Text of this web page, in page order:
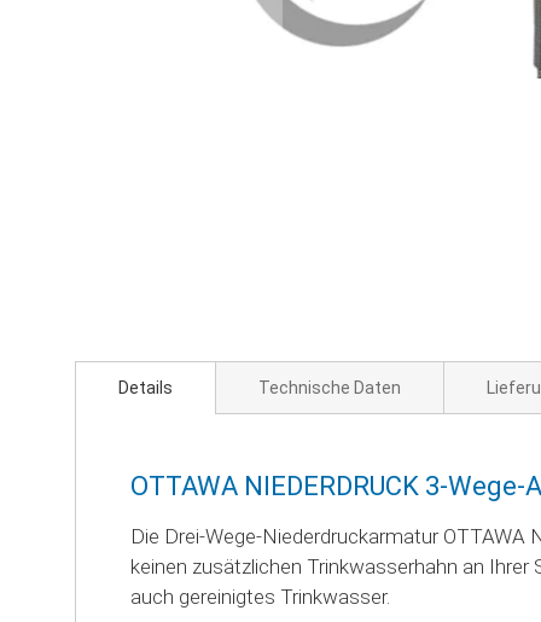
Details Technische Daten
OTTAWA NIEDERDRUCK 3-
Die Drei-Wege-Niederdruckarmatur
keinen zusätzlichen Trinkwasserhahn an
auch gereinigtes Trinkwasser.